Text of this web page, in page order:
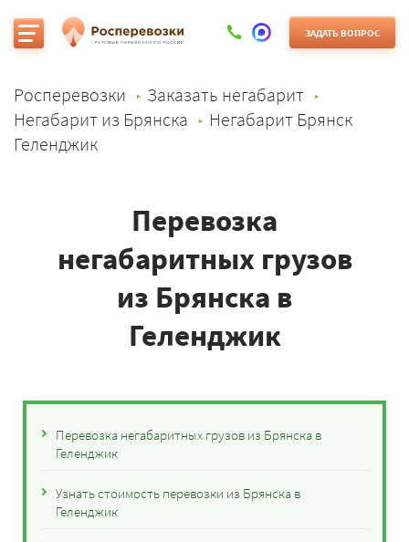
ЗАДАТЬ ВОПРОС
Росперевозки
Заказать негабарит
Негабарит из Брянска
Негабарит Брянск
Геленджик
Перевозка
негабаритных грузов
из Брянска в
Геленджик
Перевозка негабаритных грузов из Брянска в
Геленджик
Узнать стоимость перевозки из Брянска в
Геленджик